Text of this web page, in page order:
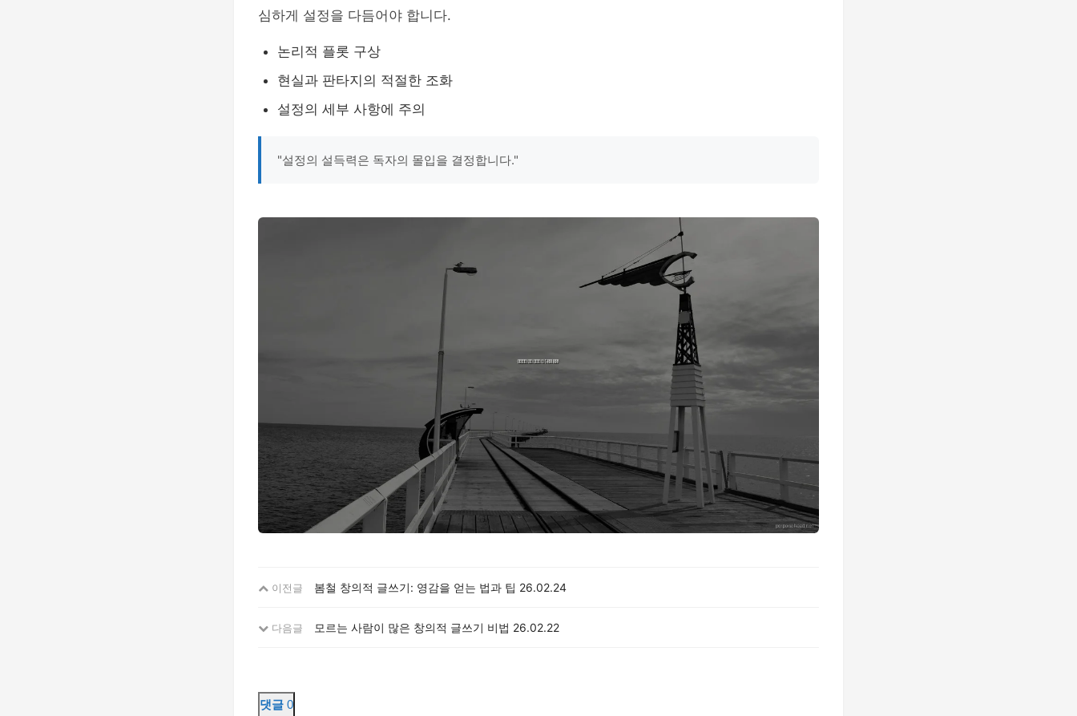
심하게 설정을 다듬어야 합니다.
논리적 플롯 구상
현실과 판타지의 적절한 조화
설정의 세부 사항에 주의
"설정의 설득력은 독자의 몰입을 결정합니다."
이전글 봄철 창의적 글쓰기: 영감을 얻는 법과 팁 26.02.24
다음글 모르는 사람이 많은 창의적 글쓰기 비법 26.02.22
댓글 0